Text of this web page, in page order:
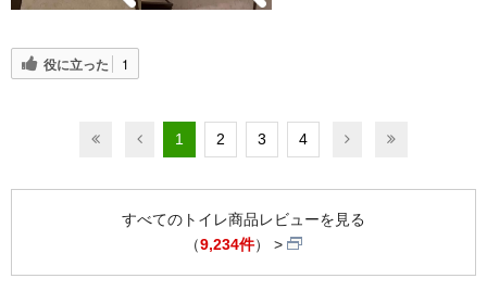
役に立った 1
1 2 3 4
すべてのトイレ商品レビューを見る
（9,234件）